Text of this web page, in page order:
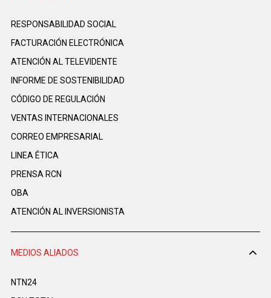
RESPONSABILIDAD SOCIAL
FACTURACIÓN ELECTRÓNICA
ATENCIÓN AL TELEVIDENTE
INFORME DE SOSTENIBILIDAD
CÓDIGO DE REGULACIÓN
VENTAS INTERNACIONALES
CORREO EMPRESARIAL
LINEA ÉTICA
PRENSA RCN
OBA
ATENCIÓN AL INVERSIONISTA
MEDIOS ALIADOS
NTN24